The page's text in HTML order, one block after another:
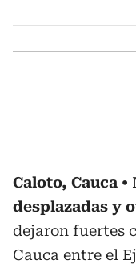
Caloto, Cauca
desplazadas y
dejaron fuertes
Cauca entre el